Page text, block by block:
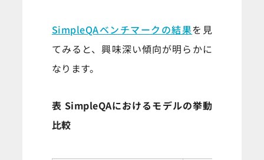
SimpleQAベンチマークの結果を見
てみると、興味深い傾向が明らかに
なります。
表 SimpleQAにおけるモデルの挙動
比較